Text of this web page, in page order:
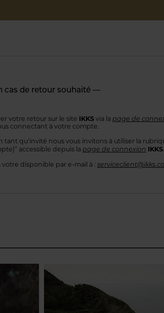
cas de retour souhaité —
votre retour sur le site IKKSvia la page de
connectant à votre compte.
tant qu'invité nous vous invitons à utiliserla
accessible depuis la page de connexion IKKS.
votre disponible par e-mail à :